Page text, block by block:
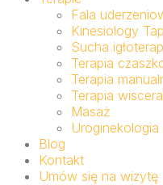
Fala
Kinesiology
Sucha
Terapia
Terapia
Terapia
Masaż
Uroginekologia
Blog
Kontakt
Umów się na wizytę